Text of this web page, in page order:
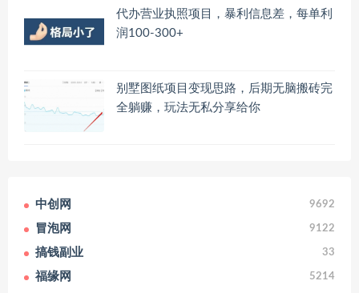
代办营业执照项目，暴利信息差，每单利
润100-300+
别墅图纸项目变现思路，后期无脑搬砖完
全躺赚，玩法无私分享给你
中创网 9692
冒泡网 9122
搞钱副业 33
福缘网 5214